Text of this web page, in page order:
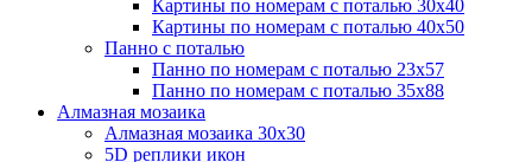
Картины по номерам с поталью 30х40
Картины по номерам с поталью 40х50
Панно с поталью
Панно по номерам с поталью 23х57
Панно по номерам с поталью 35х88
Алмазная мозаика
Алмазная мозаика 30х30
5D реплики икон